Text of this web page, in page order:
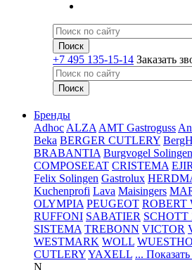
+7 495 135-15-14 Заказать
Бренды
Adhoc ALZA AMT Gastroguss
Beka BERGER CUTLERY
BRABANTIA Burgvogel Solingen
COMPOSEEAT CRISTEMA
Felix Solingen Gastrolux
Kuchenprofi Lava Maisingers
OLYMPIA PEUGEOT ROBERT
RUFFONI SABATIER SCHOTT
SISTEMA TREBONN VICTOR
WESTMARK WOLL
CUTLERYYAXELL ... Показать
N